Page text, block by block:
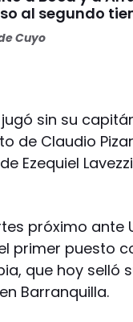
al segundo
Cuyo
sin su
de Claudio
Ezequiel
próximo ante
primer puesto
que hoy selló
Barranquilla.